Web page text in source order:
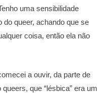
uma sensibilidade
do queer, achando que se
coisa, então ela não
a ouvir, da parte de
que “lésbica” era um